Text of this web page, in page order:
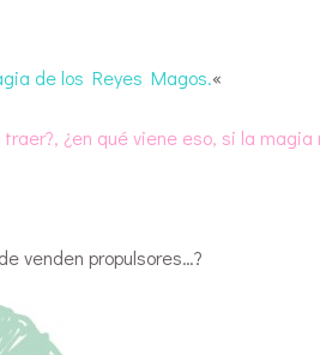
de los Reyes Magos.«
¿en qué viene eso, si la magia
venden propulsores…?